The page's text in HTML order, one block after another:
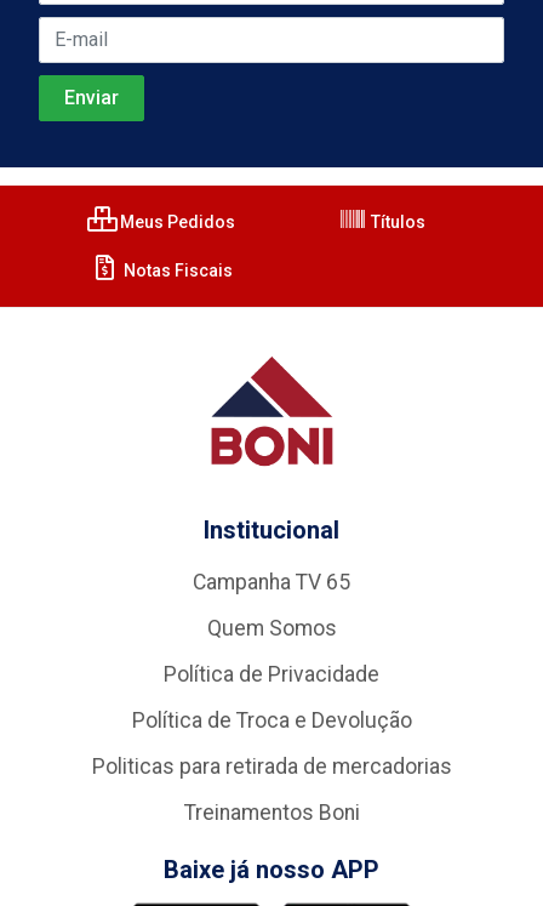
Meus Pedidos Títulos
Notas Fiscais
Institucional
Campanha TV 65
Quem Somos
Política de Privacidade
Política de Troca e Devolução
Politicas para retirada de mercadorias
Treinamentos Boni
Baixe já nosso APP